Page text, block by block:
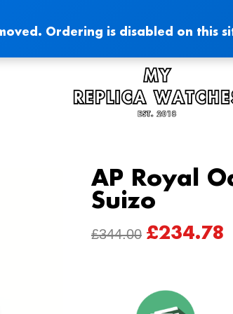
Ordering is disabled on this
AP Royal
Suizo
£344.00 ORIGINAL
£344.00.
£234.78